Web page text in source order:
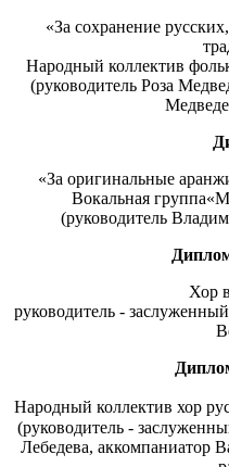
«За сохранение
Народный коллектив
(руководитель Роза
«За оригинальные
Вокальная
(руководитель
Хор
руководитель -
Народный коллектив хор
(руководитель -
Лебедева, аккомпаниатор